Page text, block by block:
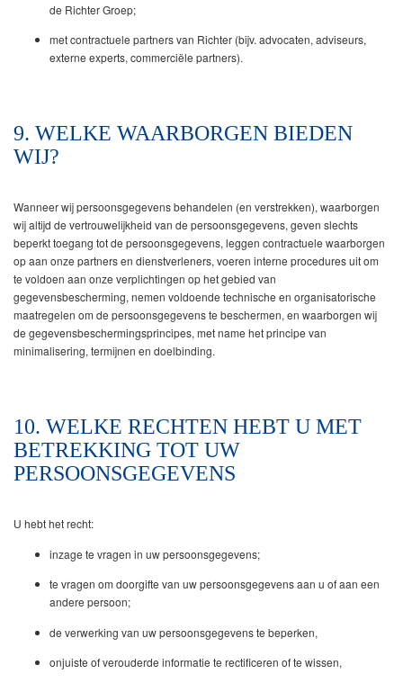
de Richter Groep;
met contractuele partners van Richter (bijv. advocaten, adviseurs,
externe experts, commerciële partners).
9. WELKE WAARBORGEN BIEDEN
WIJ?
Wanneer wij persoonsgegevens behandelen (en verstrekken), waarborgen
wij altijd de vertrouwelijkheid van de persoonsgegevens, geven slechts
beperkt toegang tot de persoonsgegevens, leggen contractuele waarborgen
op aan onze partners en dienstverleners, voeren interne procedures uit om
te voldoen aan onze verplichtingen op het gebied van
gegevensbescherming, nemen voldoende technische en organisatorische
maatregelen om de persoonsgegevens te beschermen, en waarborgen wij
de gegevensbeschermingsprincipes, met name het principe van
minimalisering, termijnen en doelbinding.
10. WELKE RECHTEN HEBT U MET
BETREKKING TOT UW
PERSOONSGEGEVENS
U hebt het recht:
inzage te vragen in uw persoonsgegevens;
te vragen om doorgifte van uw persoonsgegevens aan u of aan een
andere persoon;
de verwerking van uw persoonsgegevens te beperken,
onjuiste of verouderde informatie te rectificeren of te wissen,